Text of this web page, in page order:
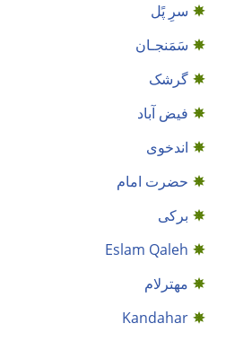
سرِ پًل
سَمَنجـان
گرشک
فیض آباد
اندخوى
حضرت امام
برکی
Eslam Qaleh
مهترلام
Kandahar